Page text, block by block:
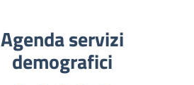
Agenda servizi
demografici